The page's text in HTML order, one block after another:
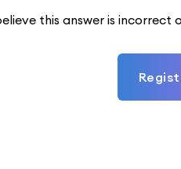
this answer is incorrect